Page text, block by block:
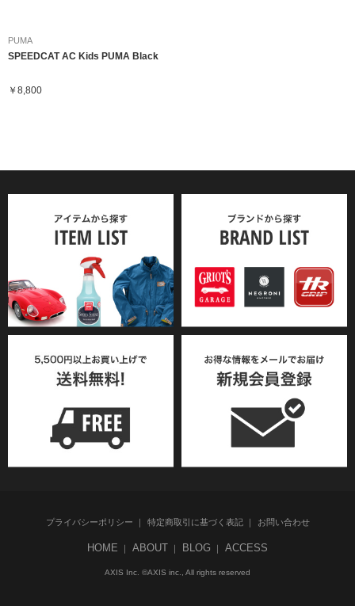
PUMA
SPEEDCAT AC Kids PUMA Black
￥8,800
プライバシーポリシー 特定商取引に基づく表記 お問い合わせ
HOME ABOUT BLOG ACCESS
AXIS Inc. ©AXIS inc., All rights reserved